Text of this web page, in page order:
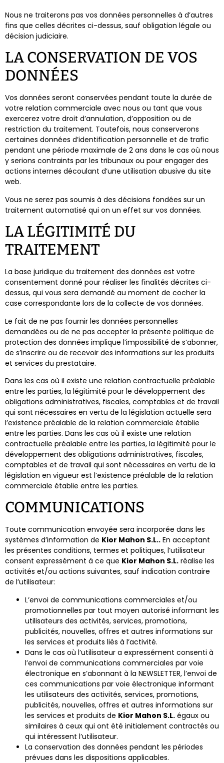
Nous ne traiterons pas vos données personnelles à d’autres
fins que celles décrites ci-dessus, sauf obligation légale ou
décision judiciaire.
LA CONSERVATION DE VOS
DONNÉES
Vos données seront conservées pendant toute la durée de
votre relation commerciale avec nous ou tant que vous
exercerez votre droit d’annulation, d’opposition ou de
restriction du traitement. Toutefois, nous conserverons
certaines données d’identification personnelle et de trafic
pendant une période maximale de 2 ans dans le cas où nous
y serions contraints par les tribunaux ou pour engager des
actions internes découlant d’une utilisation abusive du site
web.
Vous ne serez pas soumis à des décisions fondées sur un
traitement automatisé qui on un effet sur vos données.
LA LÉGITIMITÉ DU
TRAITEMENT
La base juridique du traitement des données est votre
consentement donné pour réaliser les finalités décrites ci-
dessus, qui vous sera demandé au moment de cocher la
case correspondante lors de la collecte de vos données.
Le fait de ne pas fournir les données personnelles
demandées ou de ne pas accepter la présente politique de
protection des données implique l’impossibilité de s’abonner,
de s’inscrire ou de recevoir des informations sur les produits
et services du prestataire.
Dans les cas où il existe une relation contractuelle préalable
entre les parties, la légitimité pour le développement des
obligations administratives, fiscales, comptables et de travail
qui sont nécessaires en vertu de la législation actuelle sera
l’existence préalable de la relation commerciale établie
entre les parties. Dans les cas où il existe une relation
contractuelle préalable entre les parties, la légitimité pour le
développement des obligations administratives, fiscales,
comptables et de travail qui sont nécessaires en vertu de la
législation en vigueur est l’existence préalable de la relation
commerciale établie entre les parties.
COMMUNICATIONS
Toute communication envoyée sera incorporée dans les
systèmes d’information de Kior Mahon S.L.​​. En acceptant
les présentes conditions, termes et politiques, l’utilisateur
consent expressément à ce que Kior Mahon S.L.​​ réalise les
activités et/ou actions suivantes, sauf indication contraire
de l’utilisateur:
L’envoi de communications commerciales et/ou
promotionnelles par tout moyen autorisé informant les
utilisateurs des activités, services, promotions,
publicités, nouvelles, offres et autres informations sur
les services et produits liés à l’activité.
Dans le cas où l’utilisateur a expressément consenti à
l’envoi de communications commerciales par voie
électronique en s’abonnant à la NEWSLETTER, l’envoi de
ces communications par voie électronique informant
les utilisateurs des activités, services, promotions,
publicités, nouvelles, offres et autres informations sur
les services et produits de Kior Mahon S.L.​​ égaux ou
similaires à ceux qui ont été initialement contractés ou
qui intéressent l’utilisateur.
La conservation des données pendant les périodes
prévues dans les dispositions applicables.